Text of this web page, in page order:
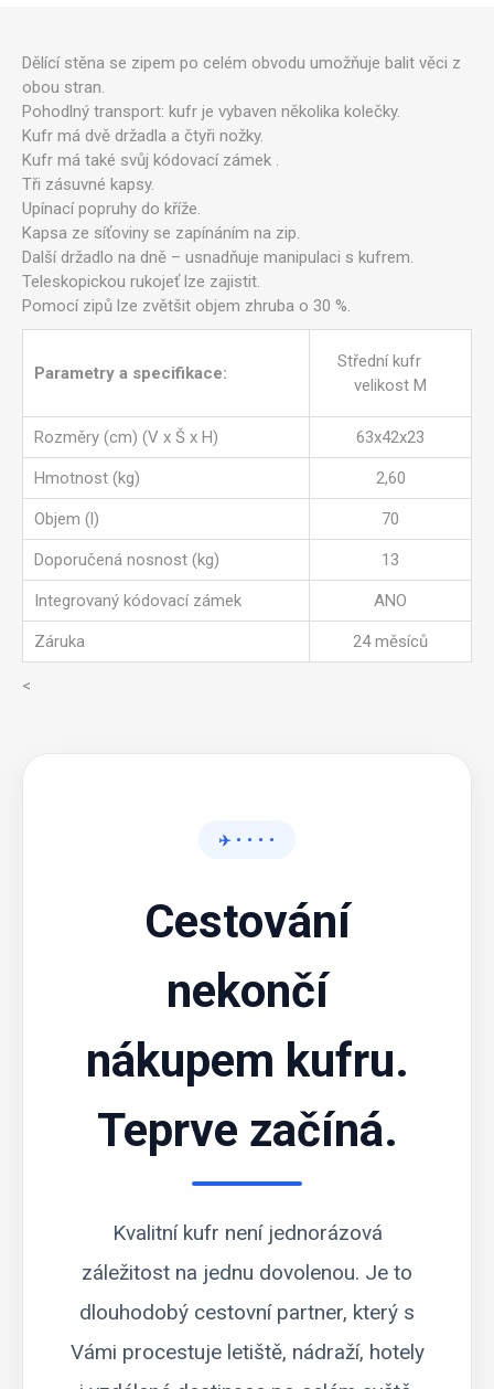
Dělící stěna se zipem po celém obvodu umožňuje balit věci z
obou stran.
Pohodlný transport: kufr je vybaven několika kolečky.
Kufr má dvě držadla a čtyři nožky.
Kufr má také svůj kódovací zámek .
Tři zásuvné kapsy.
Upínací popruhy do kříže.
Kapsa ze síťoviny se zapínáním na zip.
Další držadlo na dně – usnadňuje manipulaci s kufrem.
Teleskopickou rukojeť lze zajistit.
Pomocí zipů lze zvětšit objem zhruba o 30 %.
Parametry a specifikace:
Střední kufr
velikost M
Rozměry (cm) (V x Š x H) 63x42x23
Hmotnost (kg) 2,60
Objem (l) 70
Doporučená nosnost (kg) 13
Integrovaný kódovací zámek ANO
Záruka 24 měsíců
<
✈️ • • • •
Cestování
nekončí
nákupem kufru.
Teprve začíná.
Kvalitní kufr není jednorázová
záležitost na jednu dovolenou. Je to
dlouhodobý cestovní partner, který s
Vámi procestuje letiště, nádraží, hotely